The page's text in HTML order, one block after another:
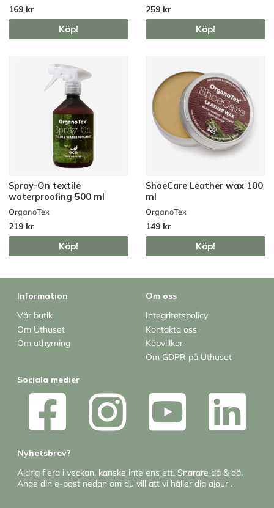
169 kr
Köp!
259 kr
Köp!
Spray-On textile
waterproofing 500 ml
OrganoTex
219 kr
Köp!
ShoeCare Leather wax 100
ml
OrganoTex
149 kr
Köp!
Information
Vår butik
Om Uthuset
Om uthyrning
Om oss
Integritetspolicy
Kontakta oss
Köpvillkor
Om GDPR på Uthuset
Sociala medier
Nyhetsbrev?
Aldrig flera i veckan, kanske inte ens ett. Snarare då & då.
Ange din e-post nedan om du vill att vi håller dig ajour .